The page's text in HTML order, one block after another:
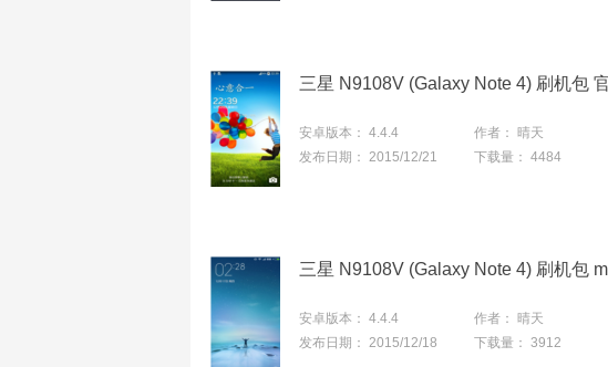
安卓版本： 4.4.4 作者： 晴天
发布日期： 2015/12/21 下载量： 4484
安卓版本： 4.4.4 作者： 晴天
发布日期： 2015/12/18 下载量： 3912